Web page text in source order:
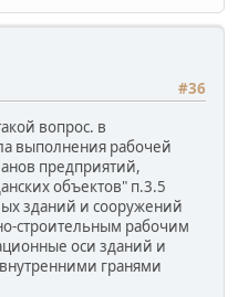
#36
вопрос. в
выполнения рабочей
предприятий,
объектов" п.3.5
зданий и сооружений
строительным рабочим
оси зданий и
гранями